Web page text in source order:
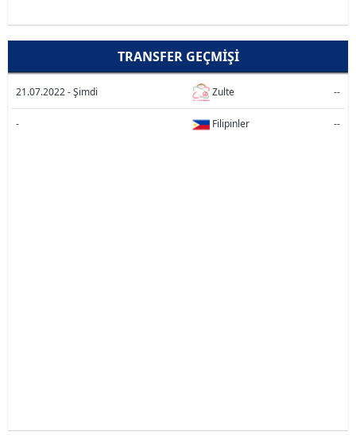
TRANSFER GEÇMIŞI
21.07.2022 - Şimdi Zulte --
- Filipinler --